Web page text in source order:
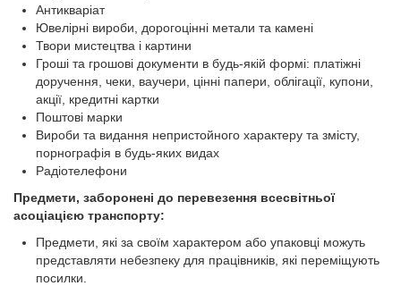
Антикваріат
Ювелірні вироби, дорогоцінні метали та камені
Твори мистецтва і картини
Гроші та грошові документи в будь-якій формі: платіжні
доручення, чеки, ваучери, цінні папери, облігації, купони,
акції, кредитні картки
Поштові марки
Вироби та видання непристойного характеру та змісту,
порнографія в будь-яких видах
Радіотелефони
Предмети, заборонені до перевезення всесвітньої
асоціацією транспорту:
Предмети, які за своїм характером або упаковці можуть
представляти небезпеку для працівників, які переміщують
посилки.